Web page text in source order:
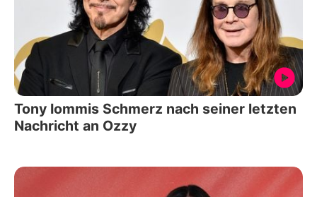
Tony Iommis Schmerz nach seiner letzten
Nachricht an Ozzy